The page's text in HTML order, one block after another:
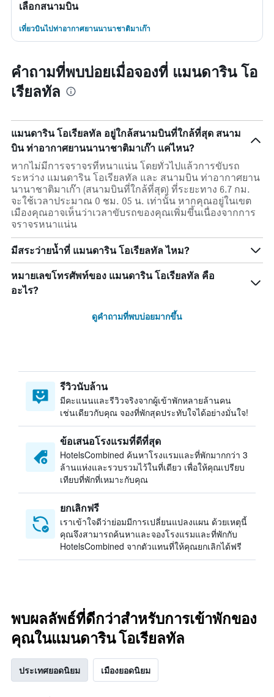
เลือกสนามบิน
เที่ยวบินไปท่าอากาศยานนานาชาติมาเก๊า
คำถามที่พบบ่อยเมื่อจองที่ แมนดาริน โอ
เรียลทัล
แมนดาริน โอเรียลทัล อยู่ใกล้สนามบินที่ใกล้ที่สุด สนาม
บิน ท่าอากาศยานนานาชาติมาเก๊า แค่ไหน?
หากไม่มีการจราจรที่หนาแน่น โดยทั่วไปแล้วการขับรถ
ระหว่าง แมนดาริน โอเรียลทัล และ สนามบิน ท่าอากาศยาน
นานาชาติมาเก๊า (สนามบินที่ใกล้ที่สุด) ที่ระยะทาง 6.7 กม.
จะใช้เวลาประมาณ 0 ชม. 05 น. เท่านั้น หากคุณอยู่ในเขต
เมืองคุณอาจเห็นว่าเวลาขับรถของคุณเพิ่มขึ้นเนื่องจากการ
จราจรหนาแน่น
มีสระว่ายน้ำที่ แมนดาริน โอเรียลทัล ไหม?
หมายเลขโทรศัพท์ของ แมนดาริน โอเรียลทัล คือ
อะไร?
ดูคำถามที่พบบ่อยมากขึ้น
รีวิวนับล้าน
มีคะแนนและรีวิวจริงจากผู้เข้าพักหลายล้านคน
เช่นเดียวกับคุณ จองที่พักสุดประทับใจได้อย่างมั่นใจ!
ข้อเสนอโรงแรมที่ดีที่สุด
HotelsCombined ค้นหาโรงแรมและที่พักมากกว่า 3
ล้านแห่งและรวบรวมไว้ในที่เดียว เพื่อให้คุณเปรียบ
เทียบที่พักที่เหมาะกับคุณ
ยกเลิกฟรี
เราเข้าใจดีว่าย่อมมีการเปลี่ยนแปลงแผน ด้วยเหตุนี้
คุณจึงสามารถค้นหาและจองโรงแรมและที่พักกับ
HotelsCombined จากตัวแทนที่ให้คุณยกเลิกได้ฟรี
พบผลลัพธ์ที่ดีกว่าสำหรับการเข้าพักของ
คุณในแมนดาริน โอเรียลทัล
ประเทศยอดนิยม เมืองยอดนิยม